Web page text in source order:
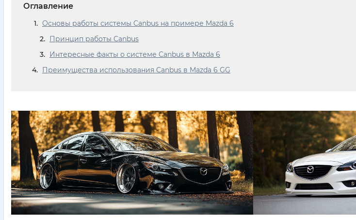
Оглавление
Основы работы системы Canbus на примере Mazda 6
Принцип работы Canbus
Интересные факты о системе Canbus в Mazda 6
Преимущества использования Canbus в Mazda 6 GG